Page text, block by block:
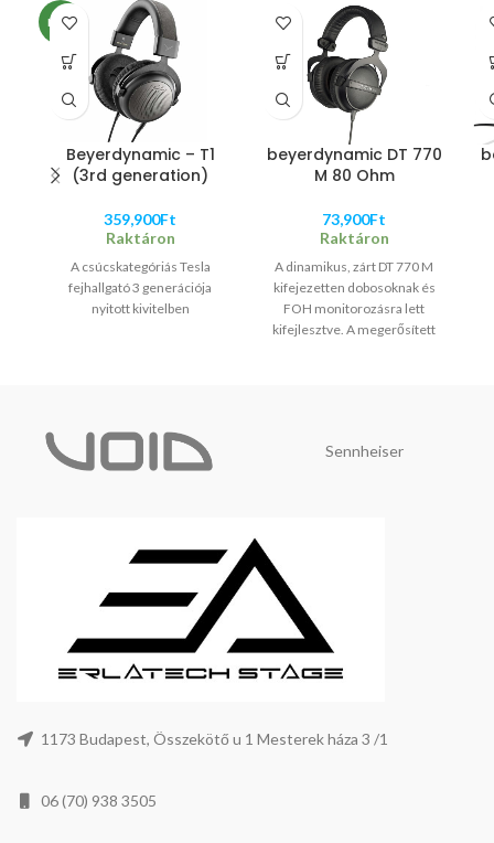
NEW
Beyerdynamic – T1
(3rd generation)
359,900Ft
Raktáron
A csúcskategóriás Tesla
fejhallgató 3 generációja
nyitott kivitelben
beyerdynamic DT 770
M 80 Ohm
73,900Ft
Raktáron
A dinamikus, zárt DT 770 M
kifejezetten dobosoknak és
FOH monitorozásra lett
kifejlesztve. A megerősített
hangerőszabályzást.
Sennheiser
1173 Budapest, Összekötő u 1 Mesterek háza 3 /1
06 (70) 938 3505